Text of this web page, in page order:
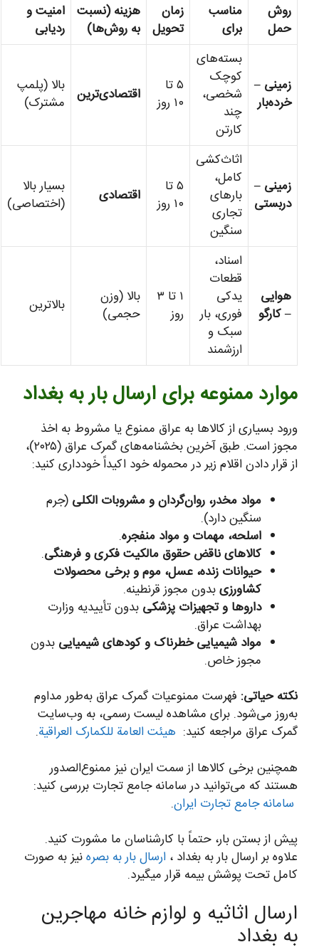
روش
حمل
مناسب
برای
زمان
تحویل
هزینه (نسبت
به روش‌ها)
امنیت و
ردیابی
زمینی –
خرده‌بار
بسته‌های
کوچک
شخصی،
چند
کارتن
۵ تا
۱۰ روز
اقتصادی‌ترین
بالا (پلمپ
مشترک)
زمینی –
دربستی
اثاث‌کشی
کامل،
بارهای
تجاری
سنگین
۵ تا
۱۰ روز
اقتصادی
بسیار بالا
(اختصاصی)
هوایی
– کارگو
اسناد،
قطعات
یدکی
فوری، بار
سبک و
ارزشمند
۱ تا ۳
روز
بالا (وزن
حجمی)
بالاترین
موارد ممنوعه برای ارسال بار به بغداد
ورود بسیاری از کالاها به عراق ممنوع یا مشروط به اخذ
مجوز است. طبق آخرین بخشنامه‌های گمرک عراق (۲۰۲۵)،
از قرار دادن اقلام زیر در محموله خود اکیداً خودداری کنید:
مواد مخدر، روان‌گردان و مشروبات الکلی (جرم
سنگین دارد).
اسلحه، مهمات و مواد منفجره.
کالاهای ناقض حقوق مالکیت فکری و فرهنگی.
حیوانات زنده، عسل، موم و برخی محصولات
کشاورزیبدون مجوز قرنطینه.
داروها و تجهیزات پزشکی بدون تأییدیه وزارت
بهداشت عراق.
مواد شیمیایی خطرناک و کودهای شیمیایی بدون
مجوز خاص.
نکته حیاتی: فهرست ممنوعیات گمرک عراق به‌طور مداوم
به‌روز می‌شود. برای مشاهده لیست رسمی، به وب‌سایت
گمرک عراق مراجعه کنید: هیئت العامة للکمارک العراقیة.
همچنین برخی کالاها از سمت ایران نیز ممنوع‌الصدور
هستند که می‌توانید در سامانه جامع تجارت بررسی کنید:
سامانه جامع تجارت ایران.
پیش از بستن بار، حتماً با کارشناسان ما مشورت کنید.
علاوه بر ارسال بار به بغداد ، ارسال بار به بصرهنیز به صورت
کامل تحت پوشش بیمه قرار میگیرد.
ارسال اثاثیه و لوازم خانه مهاجرین
به بغداد